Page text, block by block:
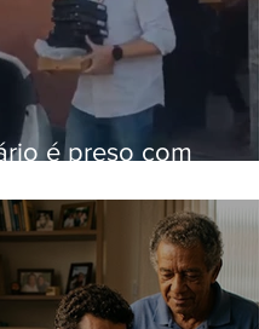
é preso com
Andaraí